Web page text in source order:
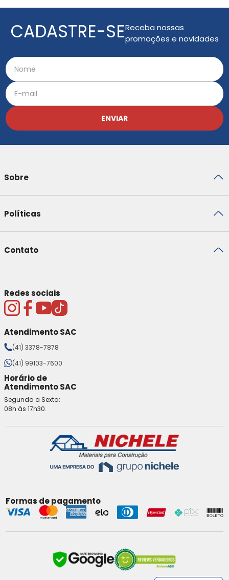
CADASTRE-SEReceba nossas
promoções e novidades
ENVIAR
Sobre
Políticas
Contato
Redes sociais
Atendimento SAC
(41) 3378-7878
(41) 99103-7600
Horário de
Atendimento SAC
Segunda a Sexta:
08h às 17h30.
Formas de pagamento